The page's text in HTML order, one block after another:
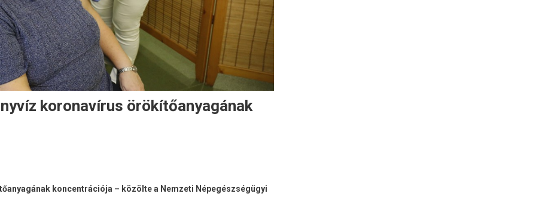
koronavírus örökítőanyagának
koncentrációja – közölte a Nemzeti Népegészségügyi